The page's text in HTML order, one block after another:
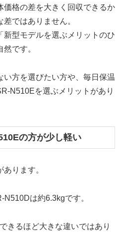
価格の差を大きく回収できるか
ではありません。
新型モデルを選ぶメリットのひ
です。
い方を選びたい方や、毎日保温
N510Eを選ぶメリットがあり
の方が少し軽い
ります。
は約6.3kgです。
きるほど大きな違いではあり